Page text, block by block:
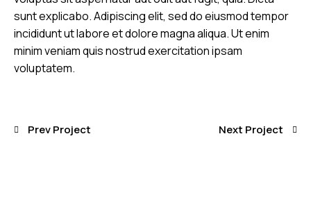
sunt explicabo. Adipiscing elit, sed do eiusmod tempor
incididunt ut labore et dolore magna aliqua. Ut enim
minim veniam quis nostrud exercitation ipsam
voluptatem.
Prev Project Next Project